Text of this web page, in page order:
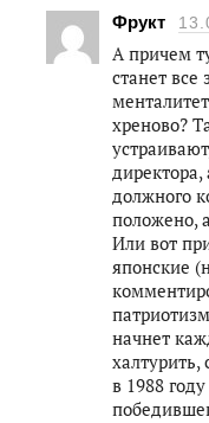
Фрукт
А причем
станет все
хреново?
должного
положено,
Или вот
японские
начнет
в 1988